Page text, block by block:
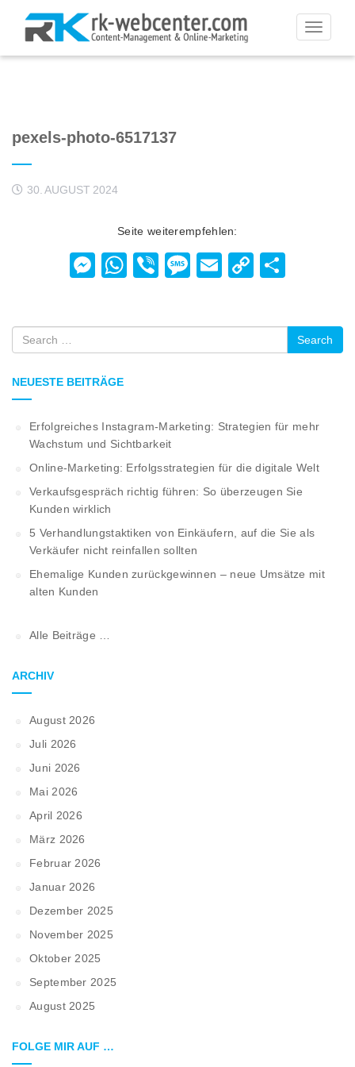
Toggle
pexels-photo-6517137
30. AUGUST 2024
Seite weiterempfehlen:
Messenger
WhatsApp
ViberMessage
EmailCopy
Search
NEUESTE BEITRÄGE
Erfolgreiches Instagram-Marketing: Strategien für mehr
Wachstum und Sichtbarkeit
Online-Marketing: Erfolgsstrategien für die digitale Welt
Verkaufsgespräch richtig führen: So überzeugen Sie
Kunden wirklich
5 Verhandlungstaktiken von Einkäufern, auf die Sie als
Verkäufer nicht reinfallen sollten
Ehemalige Kunden zurückgewinnen – neue Umsätze mit
alten Kunden
Alle Beiträge …
ARCHIV
August 2026
Juli 2026
Juni 2026
Mai 2026
April 2026
März 2026
Februar 2026
Januar 2026
Dezember 2025
November 2025
Oktober 2025
September 2025
August 2025
FOLGE MIR AUF …